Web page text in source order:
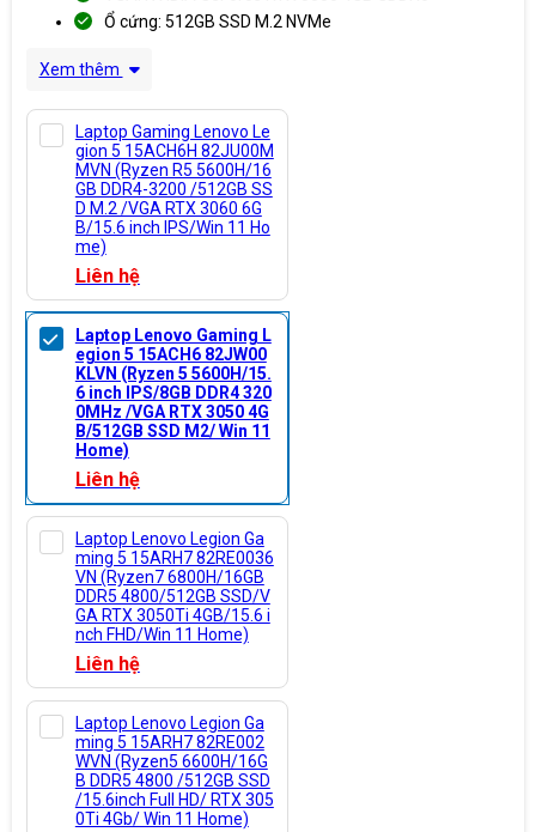
Ổ cứng: 512GB SSD M.2 NVMe
Xem thêm
Laptop Gaming Lenovo Le
gion 5 15ACH6H 82JU00M
MVN (Ryzen R5 5600H/16
GB DDR4-3200 /512GB SS
D M.2 /VGA RTX 3060 6G
B/15.6 inch IPS/Win 11 Ho
me)
Liên hệ
Laptop Lenovo Gaming L
egion 5 15ACH6 82JW00
KLVN (Ryzen 5 5600H/15.
6 inch IPS/8GB DDR4 320
0MHz /VGA RTX 3050 4G
B/512GB SSD M2/ Win 11
Home)
Liên hệ
Laptop Lenovo Legion Ga
ming 5 15ARH7 82RE0036
VN (Ryzen7 6800H/16GB
DDR5 4800/512GB SSD/V
GA RTX 3050Ti 4GB/15.6 i
nch FHD/Win 11 Home)
Liên hệ
Laptop Lenovo Legion Ga
ming 5 15ARH7 82RE002
WVN (Ryzen5 6600H/16G
B DDR5 4800 /512GB SSD
/15.6inch Full HD/ RTX 305
0Ti 4Gb/ Win 11 Home)